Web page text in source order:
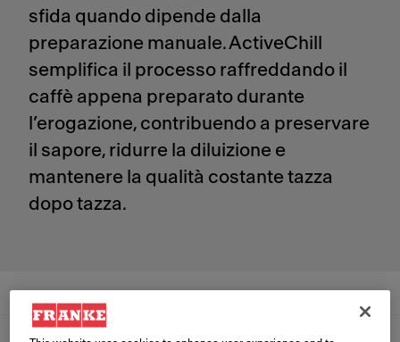
sfida quando dipende dalla
preparazione manuale. ActiveChill
semplifica il processo raffreddando il
caffè appena preparato durante
l’erogazione, contribuendo a preservare
il sapore, ridurre la diluizione e
mantenere la qualità costante tazza
dopo tazza.
Tecnologia Vantaggi Prodotti